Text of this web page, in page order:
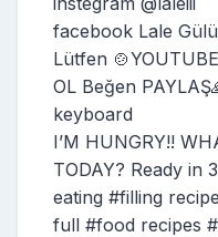
facebook Lale
Lütfen
OL Beğen
keyboard
I’M HUNGRY!!
TODAY? Ready in
eating #filling
full #food recipes